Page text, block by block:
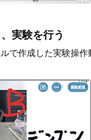
実験を行う
で作成した実験操